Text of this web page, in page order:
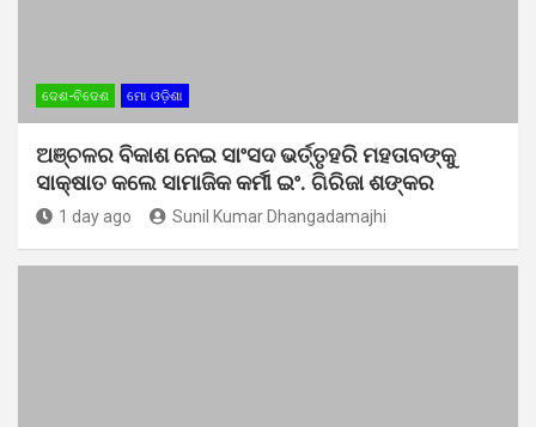
ଦେଶ-ବିଦେଶ ମୋ ଓଡ଼ିଶା
ଅଞ୍ଚଳର ବିକାଶ ନେଇ ସାଂସଦ ଭର୍ତ୍ତୃହରି ମହତାବଙ୍କୁ
ସାକ୍ଷାତ କଲେ ସାମାଜିକ କର୍ମୀ ଇଂ. ଗିରିଜା ଶଙ୍କର
1 day ago Sunil Kumar Dhangadamajhi